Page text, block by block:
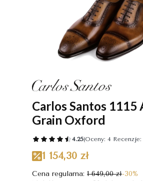
Carlos Santos 1115
Grain Oxford
4.25(Oceny: 4 Recenzje:
1 154,30 zł
Cena regularna: 1 649,00 zł-30%